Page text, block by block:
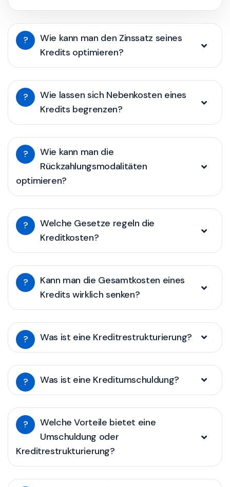
?
Wie kann man den Zinssatz seines
Kredits optimieren?
?
Wie lassen sich Nebenkosten eines
Kredits begrenzen?
?
Wie kann man die
Rückzahlungsmodalitäten
optimieren?
?
Welche Gesetze regeln die
Kreditkosten?
?
Kann man die Gesamtkosten eines
Kredits wirklich senken?
? Was ist eine Kreditrestrukturierung?
? Was ist eine Kreditumschuldung?
?
Welche Vorteile bietet eine
Umschuldung oder
Kreditrestrukturierung?